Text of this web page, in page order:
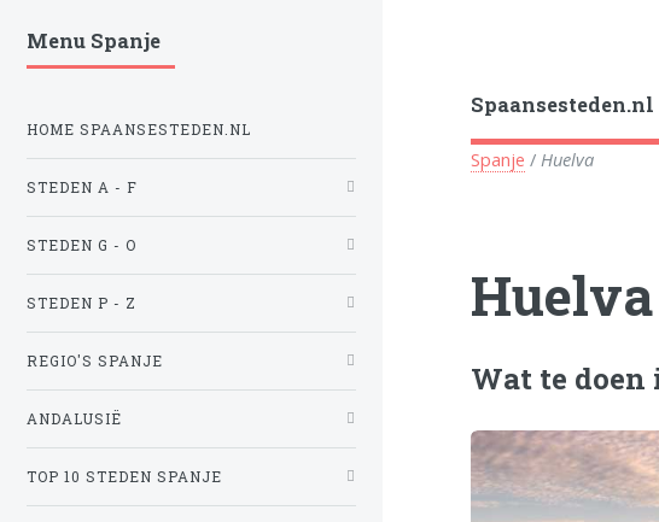
Spaansesteden.nl
Spanje / Huelva
Wat te doen
Menu Spanje
HOME SPAANSESTEDEN.NL
STEDEN A - F
STEDEN G - O
STEDEN P - Z
REGIO'S SPANJE
ANDALUSIË
TOP 10 STEDEN SPANJE